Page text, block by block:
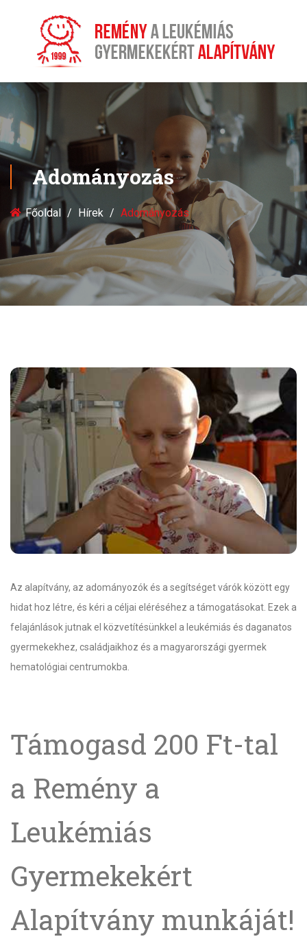
Adományozás
Főoldal Hírek Adományozás
Az alapítvány, az adományozók és a segítséget várók között egy
hidat hoz létre, és kéri a céljai eléréséhez a támogatásokat. Ezek a
felajánlások jutnak el közvetítésünkkel a leukémiás és daganatos
gyermekekhez, családjaikhoz és a magyarországi gyermek
hematológiai centrumokba.
Támogasd 200 Ft-tal
a Remény a
Leukémiás
Gyermekekért
Alapítvány munkáját!